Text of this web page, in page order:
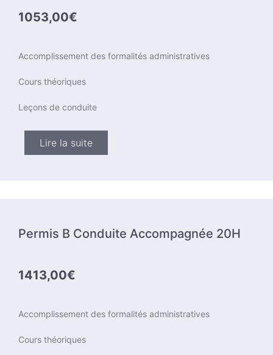
1053,00€
Accomplissement des formalités administratives
Cours théoriques
Leçons de conduite
Lire la suite
Permis B Conduite Accompagnée 20H
1413,00€
Accomplissement des formalités administratives
Cours théoriques